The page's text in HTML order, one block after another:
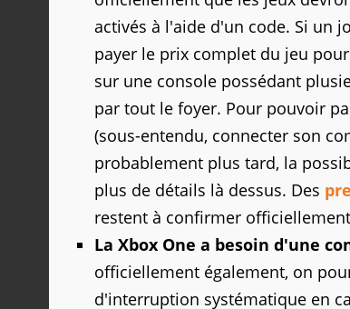
activés à l'aide d'un code. Si un
payer le prix complet du jeu
sur une console possédant
par tout le foyer. Pour pouvoir
(sous-entendu, connecter son
probablement plus tard, la
plus de détails là dessus. Des
restent à confirmer
La Xbox One a besoin d'une
officiellement également, on
d'interruption systématique en